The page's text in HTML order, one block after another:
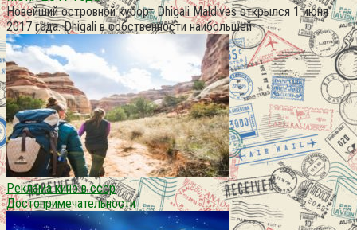
Новейший островной курорт Dhigali Maldives открылся 1 июня
2017 года. Dhigali в собственности наибольшей
Реклама кино в ссср
Достопримечательности